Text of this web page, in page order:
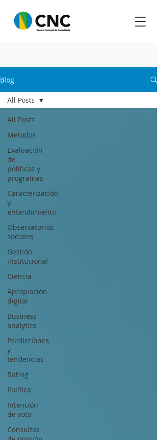
Blog
All Posts
Metodos
Evaluación
de
políticas y
programas
Caracterización
y
entendimiento
Observatorios
sociales
Gestión
institucional
Ciencia
Apropiación
digital
Business
analytics
Predicciones
y
tendencias
Rating
Política
Intención
de voto
Consultas
All Posts